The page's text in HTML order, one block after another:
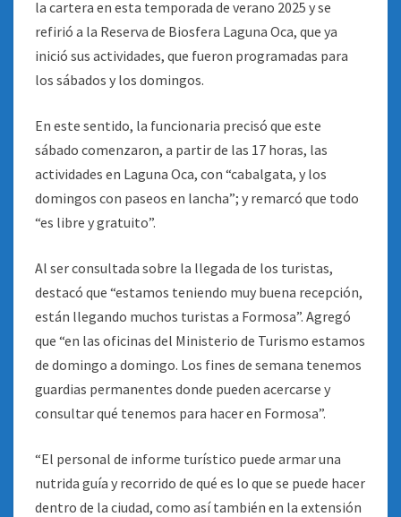
la cartera en esta temporada de verano 2025 y se
refirió a la Reserva de Biosfera Laguna Oca, que ya
inició sus actividades, que fueron programadas para
los sábados y los domingos.
En este sentido, la funcionaria precisó que este
sábado comenzaron, a partir de las 17 horas, las
actividades en Laguna Oca, con “cabalgata, y los
domingos con paseos en lancha”; y remarcó que todo
“es libre y gratuito”.
Al ser consultada sobre la llegada de los turistas,
destacó que “estamos teniendo muy buena recepción,
están llegando muchos turistas a Formosa”. Agregó
que “en las oficinas del Ministerio de Turismo estamos
de domingo a domingo. Los fines de semana tenemos
guardias permanentes donde pueden acercarse y
consultar qué tenemos para hacer en Formosa”.
“El personal de informe turístico puede armar una
nutrida guía y recorrido de qué es lo que se puede hacer
dentro de la ciudad, como así también en la extensión